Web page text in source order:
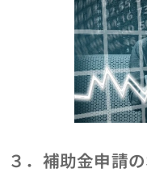
３．補助金申請